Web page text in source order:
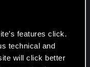
features click.
technical and
will click better
znajdziesz